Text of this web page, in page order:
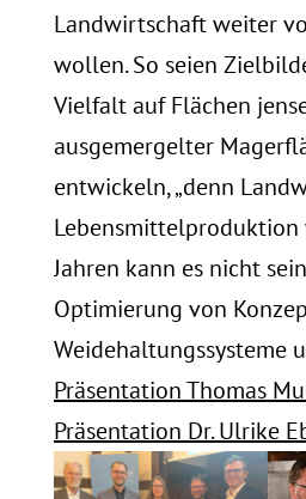
Landwirtschaft weiter
wollen. So seien
Vielfalt auf Flächen
ausgemergelter
entwickeln, „denn
Lebensmittelproduktion
Jahren kann es nicht
Optimierung von
Weidehaltungssysteme
Präsentation Thomas
Präsentation Dr. Ulrike